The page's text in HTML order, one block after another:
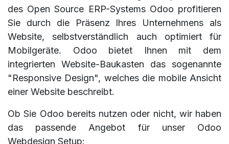
des Open Source ERP-Systems Odoo profitieren
Sie durch die Präsenz Ihres Unternehmens als
Website, selbstverständlich auch optimiert für
Mobilgeräte. Odoo bietet Ihnen mit dem
integrierten Website-Baukasten das sogenannte
"Responsive Design", welches die mobile Ansicht
einer Website beschreibt.
Ob Sie Odoo bereits nutzen oder nicht, wir haben
das passende Angebot für unser Odoo
Webdesign Setup: